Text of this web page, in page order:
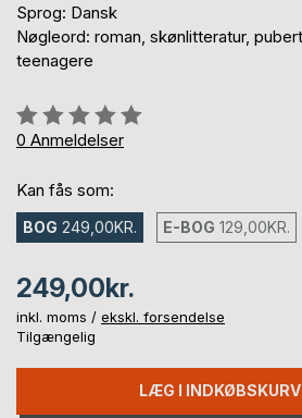
Sprog: Dansk
Nøgleord: roman, skønlitteratur,
teenagere
Anmeldelse::
0%
0 Anmeldelser
Kan fås som:
BOG 249,00KR. E-BOG 129,00KR.
249,00kr.
inkl. moms / ekskl. forsendelse
Tilgængelig
LÆG I